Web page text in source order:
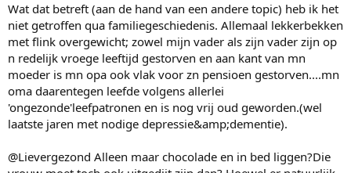
Wat dat betreft (aan de hand van een andere topic) heb ik het
niet getroffen qua familiegeschiedenis. Allemaal lekkerbekken
met flink overgewicht; zowel mijn vader als zijn vader zijn op
n redelijk vroege leeftijd gestorven en aan kant van mn
moeder is mn opa ook vlak voor zn pensioen gestorven....mn
oma daarentegen leefde volgens allerlei
'ongezonde'leefpatronen en is nog vrij oud geworden.(wel
laatste jaren met nodige depressie&amp;dementie).
@Lievergezond Alleen maar chocolade en in bed liggen?Die